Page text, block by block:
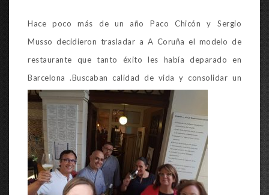
Hace poco más de un año Paco Chicón y Sergio
Musso decidieron trasladar a A Coruña el modelo de
restaurante que tanto éxito les había deparado en
Barcelona .Buscaban calidad de vida y consolidar un